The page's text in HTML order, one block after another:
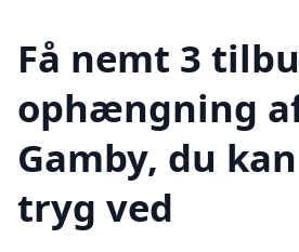
Få nemt 3
ophængning
Gamby, du
tryg ved